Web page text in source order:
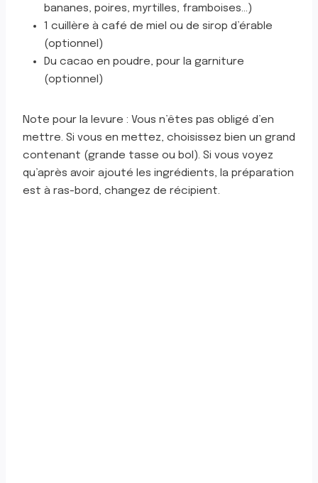
bananes, poires, myrtilles, framboises…)
1 cuillère à café de miel ou de sirop d’érable
(optionnel)
Du cacao en poudre, pour la garniture
(optionnel)
Note pour la levure : Vous n’êtes pas obligé d’en
mettre. Si vous en mettez, choisissez bien un grand
contenant (grande tasse ou bol). Si vous voyez
qu’après avoir ajouté les ingrédients, la préparation
est à ras-bord, changez de récipient.